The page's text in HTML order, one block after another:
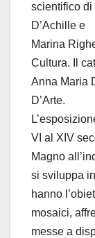
scientifico di
D’Achille e
Marina
Cultura. Il
Anna Maria
D’Arte.
VI al XIV
Magno
si sviluppa
hanno
mosaici,
messe a